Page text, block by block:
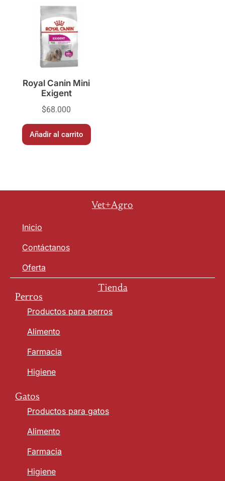
Royal Canin Mini
Exigent
$68.000
Añadir al carrito
Vet+Agro
Inicio
Contáctanos
Oferta
Tienda
Perros
Productos para perros
Alimento
Farmacia
Higiene
Gatos
Productos para gatos
Alimento
Farmacia
Higiene